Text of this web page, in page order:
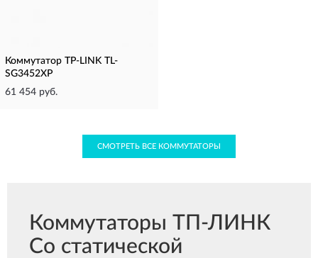
Коммутатор TP-LINK TL-
SG3452XP
61 454 руб.
СМОТРЕТЬ ВСЕ КОММУТАТОРЫ
Коммутаторы ТП-ЛИНК
Со статической